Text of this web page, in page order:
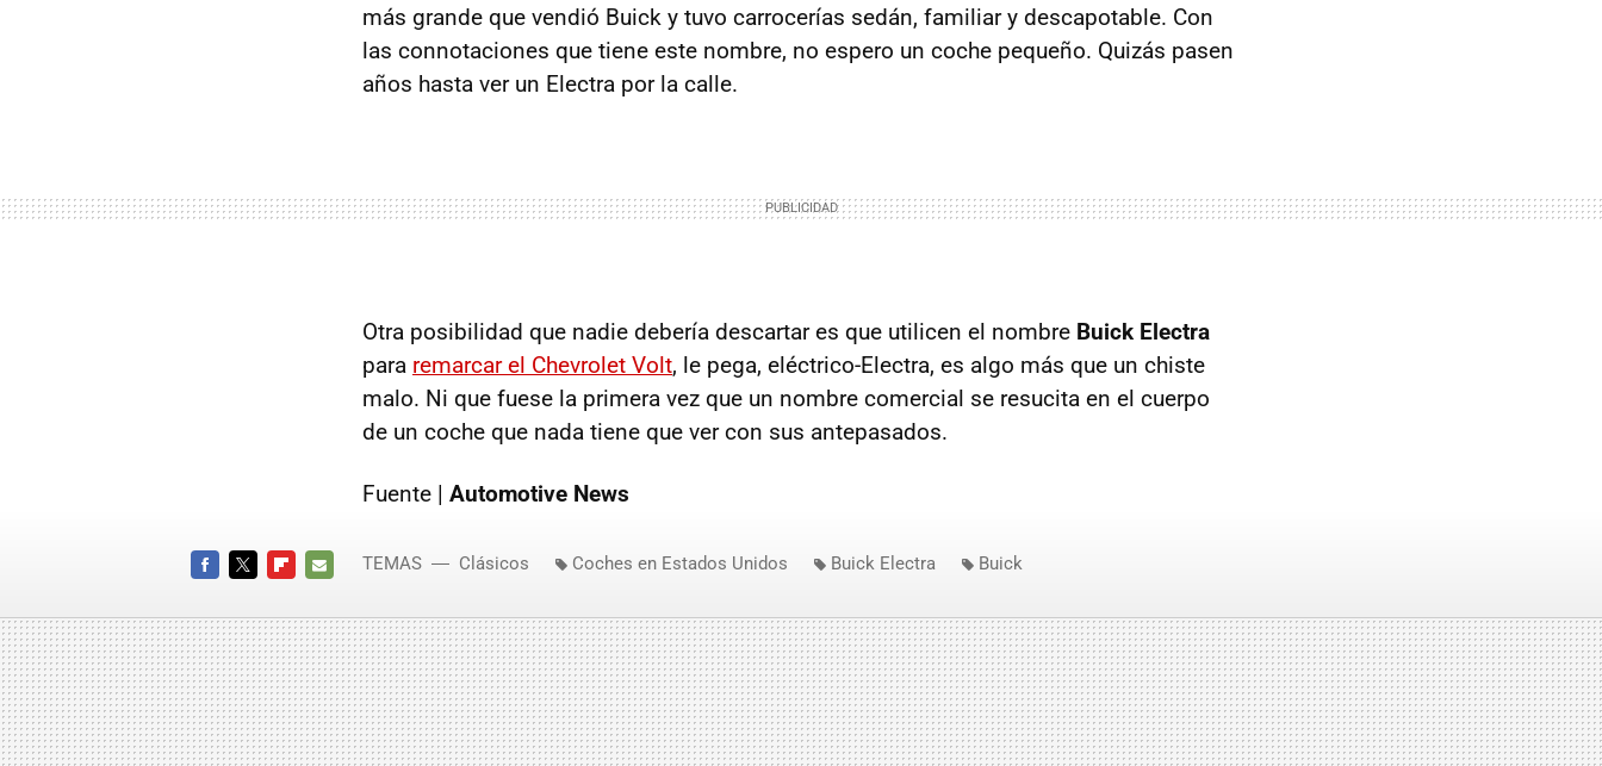
más grande que vendió Buick y tuvo carrocerías sedán, familiar y descapotable. Con
las connotaciones que tiene este nombre, no espero un coche pequeño. Quizás pasen
años hasta ver un Electra por la calle.
Otra posibilidad que nadie debería descartar es que utilicen el nombre Buick Electra
para remarcar el Chevrolet Volt, le pega, eléctrico-Electra, es algo más que un chiste
malo. Ni que fuese la primera vez que un nombre comercial se resucita en el cuerpo
de un coche que nada tiene que ver con sus antepasados.
Fuente | Automotive News
MAIL
TEMAS Clásicos Coches en Estados Unidos Buick Electra Buick